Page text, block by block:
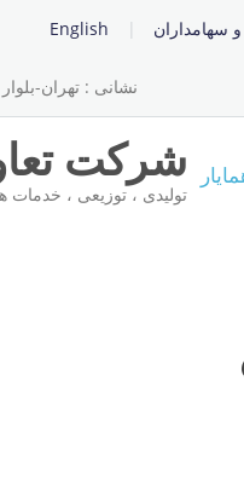
سهامداران English
نشانی : تهران-بلوار
شرکت
تولیدی ، توزیعی ، خدمات